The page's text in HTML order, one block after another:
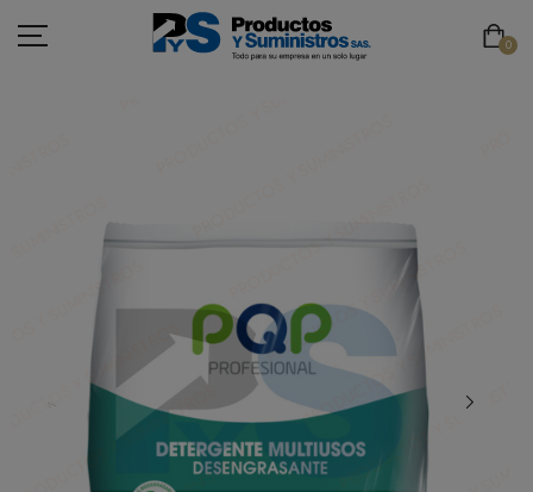
0
CAFETERÍA
SEGURIDAD INDUSTRIAL
TECNOLOGÍA
MOBILIARIO